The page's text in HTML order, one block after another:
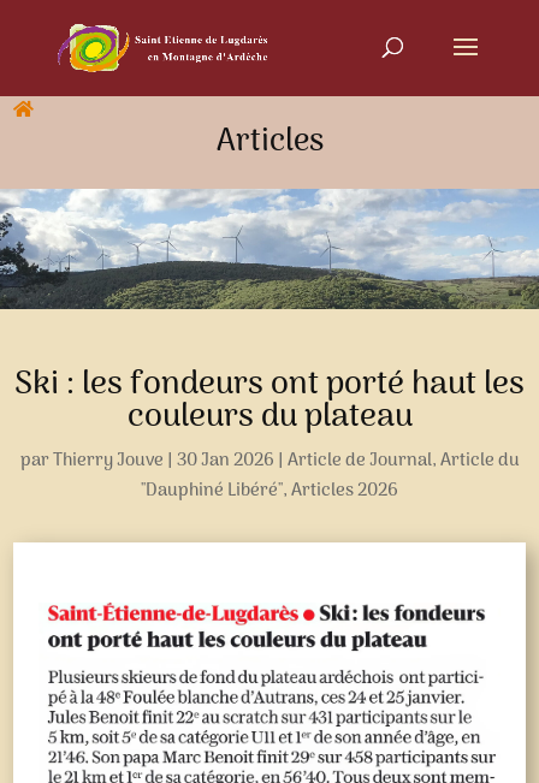
Articles
Ski : les fondeurs ont porté haut les
couleurs du plateau
parThierry Jouve | 30 Jan 2026 | Article de Journal,Article du
"Dauphiné Libéré",Articles 2026